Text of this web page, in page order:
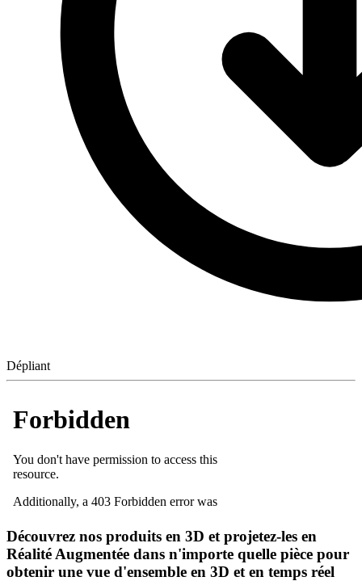
Dépliant
Découvrez nos produits en 3D et projetez-les en
Réalité Augmentée dans n'importe quelle pièce pour
obtenir une vue d'ensemble en 3D et en temps réel